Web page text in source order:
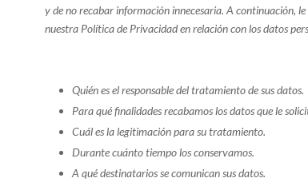
y de no recabar información innecesaria. A continuación,
nuestra Política de Privacidad en relación con los datos
Quién es el responsable del tratamiento de sus datos.
Para qué finalidades recabamos los datos que le
Cuál es la legitimación para su tratamiento.
Durante cuánto tiempo los conservamos.
A qué destinatarios se comunican sus datos.